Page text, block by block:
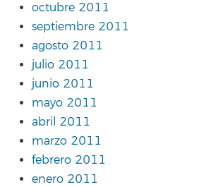
octubre 2011
septiembre 2011
agosto 2011
julio 2011
junio 2011
mayo 2011
abril 2011
marzo 2011
febrero 2011
enero 2011